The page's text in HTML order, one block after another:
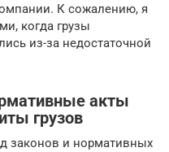
К сожалению, я
когда грузы
из-за недостаточной
акты
грузов
законов и нормативных